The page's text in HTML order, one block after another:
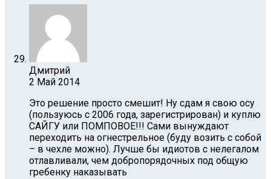
Дмитрий
2 Май 2014
Это решение просто смешит! Ну cдам я свою осу
(пользуюсь с 2006 года, зарегистрирован) и куплю
САЙГУ или ПОМПОВОЕ!!! Сами вынуждают
переходить на огнестрельное (буду возить с собой
– в чехле можно). Лучше бы идиотов с нелегалом
отлавливали, чем добропорядочных под общую
гребенку наказывать